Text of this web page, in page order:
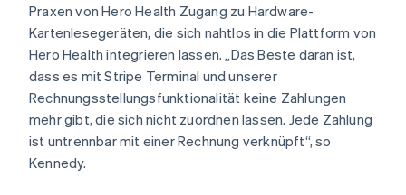
Praxen von Hero Health Zugang zu Hardware-
Kartenlesegeräten, die sich nahtlos in die Plattform von
Hero Health integrieren lassen. „Das Beste daran ist,
dass es mit Stripe Terminal und unserer
Rechnungsstellungsfunktionalität keine Zahlungen
mehr gibt, die sich nicht zuordnen lassen. Jede Zahlung
ist untrennbar mit einer Rechnung verknüpft“, so
Kennedy.